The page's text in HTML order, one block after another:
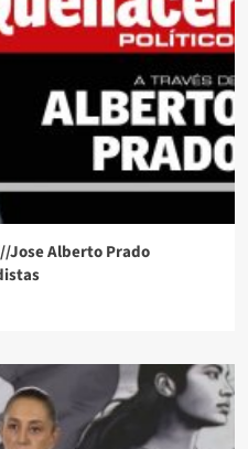
Jose Alberto Prado